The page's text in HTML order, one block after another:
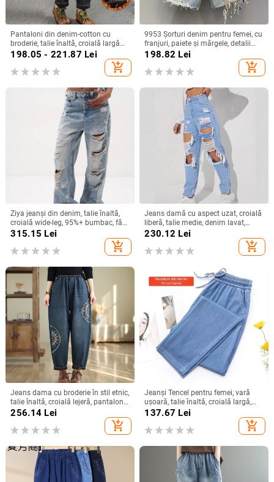
Pantaloni din denim-cotton cu
broderie, talie înaltă, croială largă
tip harém, lungime 9/10,
microelastic, stil etno-literar retro.
198.05 - 221.87 Lei
add_shopping_cart
9953 Şorturi denim pentru femei, cu
franjuri, paiete și mărgele, detalii
rupte, lungime Capri, croială
198.82 Lei
add_shopping_cart
Ziya jeanși din denim, talie înaltă,
croială wide-leg, 95%+ bumbac, fără
călcare, vara 2025
315.15 Lei
add_shopping_cart
Jeans damă cu aspect uzat, croială
liberă, talie medie, denim lavat,
bumbac 70–80% / poliester 30–
230.12 Lei
add_shopping_cart
Jeans dama cu broderie în stil etnic,
talie înaltă, croială lejeră, pantaloni
harem, mărime plus
256.14 Lei
add_shopping_cart
Jeanși Tencel pentru femei, vară
ușoară, talie înaltă, croială largă,
croială drapată, model 2026, plus
137.67 Lei
add_shopping_cart